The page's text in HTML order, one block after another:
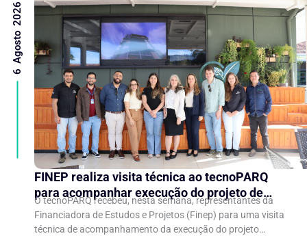
FINEP realiza visita técnica ao tecnoPARQ
para acompanhar execução do projeto de
expansão do Parque Tecnológico
O tecnoPARQ recebeu, nesta semana, representantes da
Financiadora de Estudos e Projetos (Finep) para uma visita
técnica de acompanhamento da execução do projeto
6 Agosto 2026